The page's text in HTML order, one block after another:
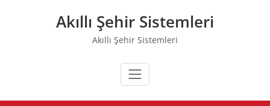
Akıllı Şehir Sistemleri
Akıllı Şehir Sistemleri